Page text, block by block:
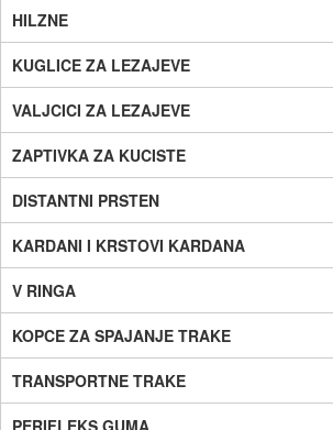
HILZNE
KUGLICE ZA LEZAJEVE
VALJCICI ZA LEZAJEVE
ZAPTIVKA ZA KUCISTE
DISTANTNI PRSTEN
KARDANI I KRSTOVI KARDANA
V RINGA
KOPCE ZA SPAJANJE TRAKE
TRANSPORTNE TRAKE
PERIFLEKS GUMA